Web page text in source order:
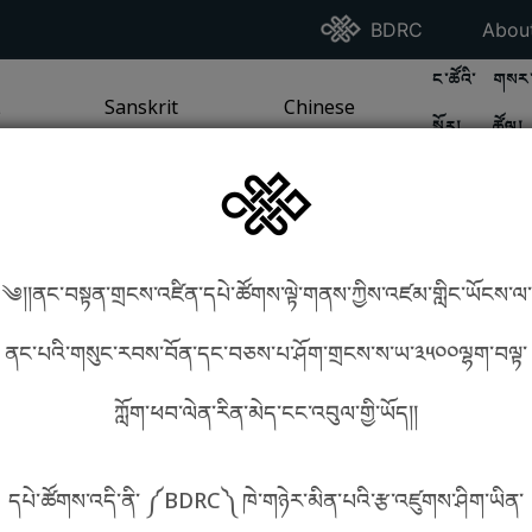
Go To BDRC
BDRC Go
/ SEA TRADITIONPAGE
GO TOSANSKRIT TRADITION
Sanskrit
GO TOCHINESE TRADITION
Chinese
GO TO
ང་ཚོའི་
སྐོར།
GO
ཚོལ།
༄།།ནང་བསྟན་གྲངས་འཛིན་དཔེ་ཚོགས་ལྟེ་གནས་ཀྱིས་འཛམ་གླིང་ཡོངས་ལ་
ནང་པའི་གསུང་རབས་བོན་དང་བཅས་པ་ཤོག་གྲངས་ས་ཡ་༣༥༠༠ལྷག་བལྟ་
ཀློག་ཕབ་ལེན་རིན་མེད་ངང་འབུལ་གྱི་ཡོད།།
དཔེ་ཚོགས་འདི་ནི་ ༼BDRC༽ ཁེ་གཉེར་མིན་པའི་རྩ་འཛུགས་ཤིག་ཡིན་
phonetics! How to find things?